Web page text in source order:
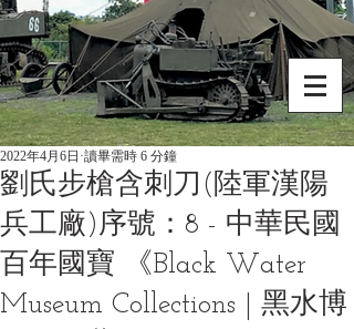
劉氏步槍含刺刀(陸軍漢陽
兵工廠)序號：8 - 中華民國
百年國寶 《Black Water
Museum Collections | 黑水博
2022年4月6日 讀畢需時 6 分鐘